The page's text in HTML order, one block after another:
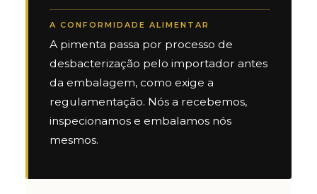
A CONFORMIDADE ALIMENTAR
A pimenta passa por processo de
desbacterização pelo importador antes
da embalagem, como exige a
regulamentação. Nós a recebemos,
inspecionamos e embalamos nós
mesmos.